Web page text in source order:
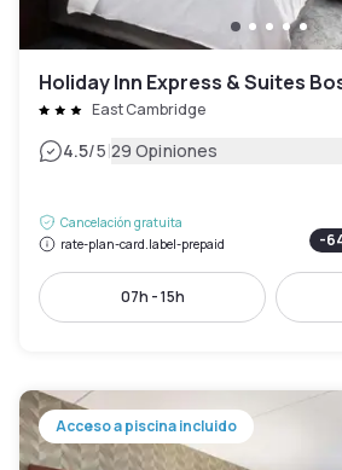
Holiday Inn Express & Suites
East Cambridge
4.5/5|29 Opiniones
Cancelación gratuita
rate-plan-card.label-prepaid
-
07h - 15h
Acceso a piscina incluido